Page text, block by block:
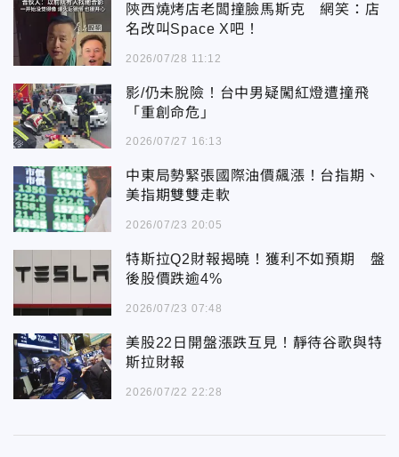
陝西燒烤店老闆撞臉馬斯克 網笑：店
名改叫Space X吧！
2026/07/28 11:12
影/仍未脫險！台中男疑闖紅燈遭撞飛
「重創命危」
2026/07/27 16:13
中東局勢緊張國際油價飆漲！台指期、
美指期雙雙走軟
2026/07/23 20:05
特斯拉Q2財報揭曉！獲利不如預期 盤
後股價跌逾4%
2026/07/23 07:48
美股22日開盤漲跌互見！靜待谷歌與特
斯拉財報
2026/07/22 22:28